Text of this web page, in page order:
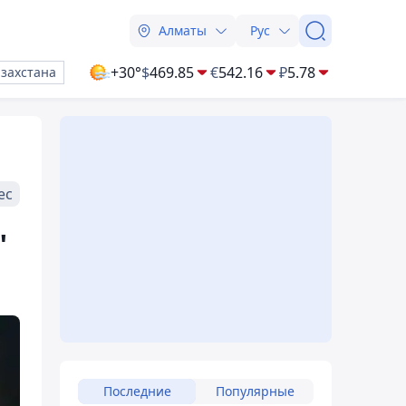
Алматы Рус
+30°$469.85 €542.16 ₽5.78
Последние Популярные